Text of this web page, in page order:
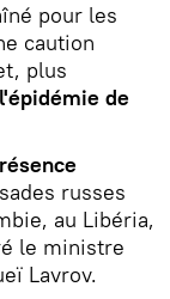
pour les
caution
plus
de
russes
au Libéria,
le ministre
Lavrov.